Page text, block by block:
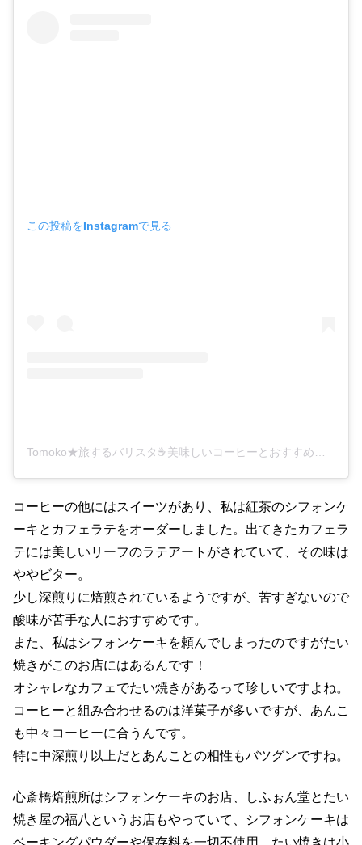
この投稿をInstagramで見る
コーヒーの他にはスイーツがあり、私は紅茶のシフォンケ
ーキとカフェラテをオーダーしました。出てきたカフェラ
テには美しいリーフのラテアートがされていて、その味は
ややビター。
少し深煎りに焙煎されているようですが、苦すぎないので
酸味が苦手な人におすすめです。
また、私はシフォンケーキを頼んでしまったのですがたい
焼きがこのお店にはあるんです！
オシャレなカフェでたい焼きがあるって珍しいですよね。
コーヒーと組み合わせるのは洋菓子が多いですが、あんこ
も中々コーヒーに合うんです。
特に中深煎り以上だとあんことの相性もバツグンですね。
心斎橋焙煎所はシフォンケーキのお店、しふぉん堂とたい
焼き屋の福八というお店もやっていて、シフォンケーキは
ベーキングパウダーや保存料を一切不使用、たい焼きは小